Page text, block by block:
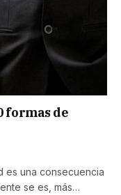
formas de
es una consecuencia
se es, más…